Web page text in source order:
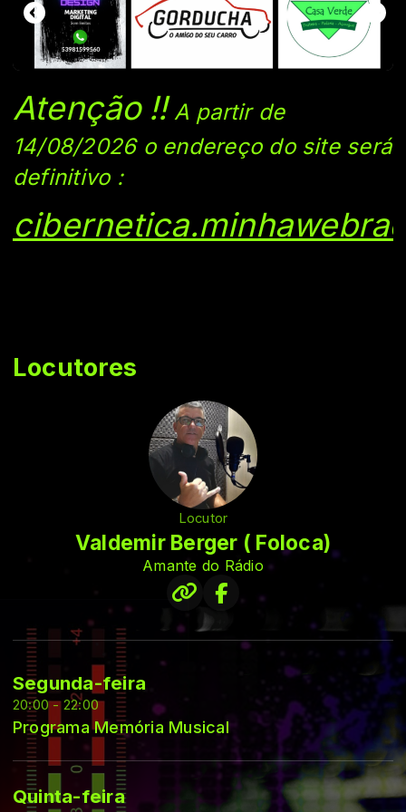
Atenção !!A partir de
14/08/2026 o endereço do site será
definitivo:
Locutores
Locutor
Valdemir Berger ( Foloca)
Amante do Rádio
Segunda-feira
20:00 - 22:00
Programa Memória Musical
Quinta-feira